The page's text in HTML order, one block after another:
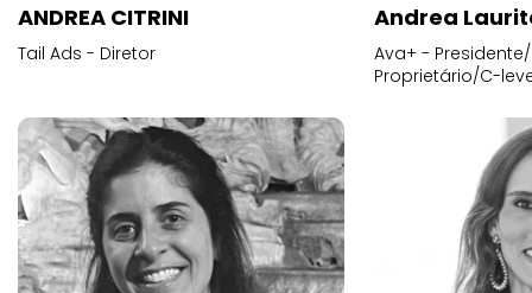
ANDREA CITRINI
Tail Ads - Diretor
Andrea
Ava+ -
Proprietário/C-